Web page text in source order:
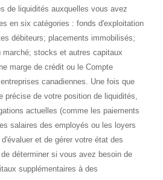
de liquidités auxquelles vous avez
en six catégories : fonds d'exploitation
débiteurs; placements immobilisés;
marché; stocks et autres capitaux
marge de crédit ou le Compte
canadiennes. Une fois que
précise de votre position de liquidités,
actuelles (comme les paiements
salaires des employés ou les loyers
et de gérer votre état des
déterminer si vous avez besoin de
supplémentaires à des